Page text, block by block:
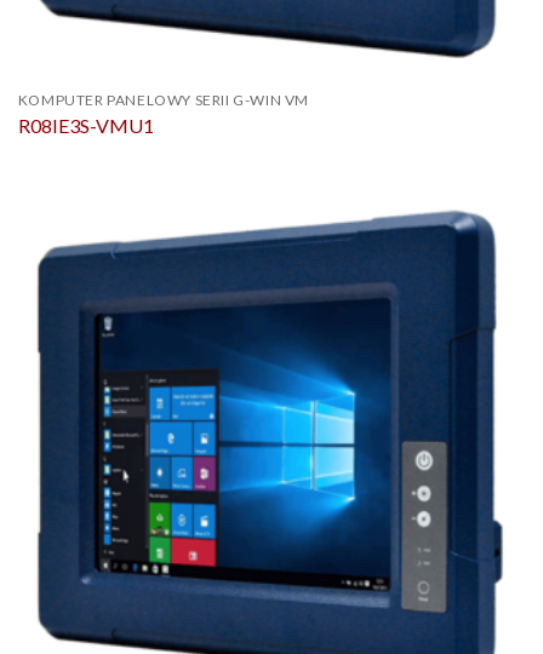
KOMPUTER PANELOWY SERII G-WIN VM
R08IE3S-VMU1